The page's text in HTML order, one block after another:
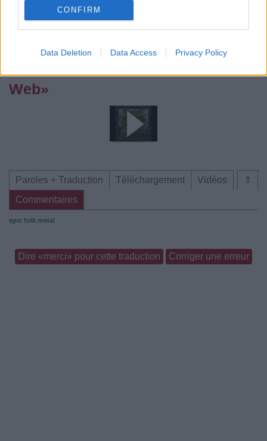
CONFIRM
Data Deletion Data Access Privacy Policy
Paroles + Traduction Téléchargement
Web»
⇑
Paroles + Traduction Téléchargement
Vidéos
Commentaires
epic folk metal
Dire «merci» pour cette traduction Corriger une erreur